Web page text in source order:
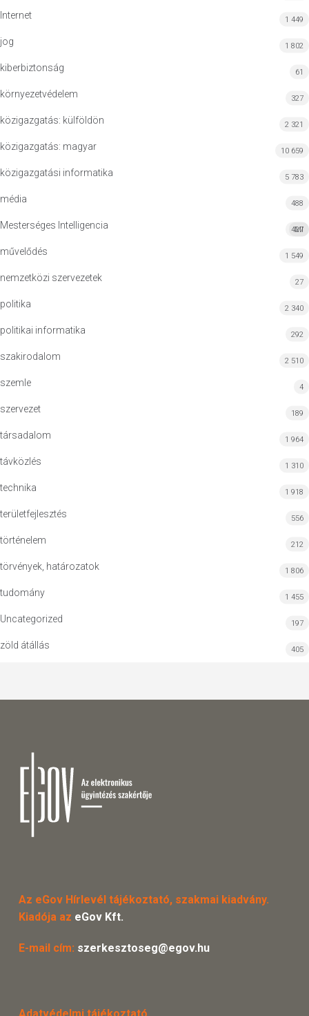
Internet 1 449
jog 1 802
kiberbiztonság 61
környezetvédelem 327
közigazgatás: külföldön 2 321
közigazgatás: magyar 10 659
közigazgatási informatika 5 783
média 488
Mesterséges Intelligencia MI
427
művelődés 1 549
nemzetközi szervezetek 27
politika 2 340
politikai informatika 292
szakirodalom 2 510
szemle 4
szervezet 189
társadalom 1 964
távközlés 1 310
technika 1 918
területfejlesztés 556
történelem 212
törvények, határozatok 1 806
tudomány 1 455
Uncategorized 197
zöld átállás 405
Az eGov Hírlevél tájékoztató, szakmai kiadvány.
Kiadója az eGov Kft.
E-mail cím: szerkesztoseg@egov.hu